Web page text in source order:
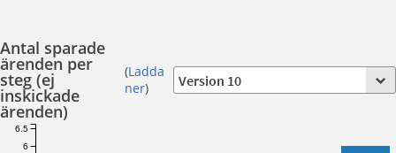
Antal sparade
ärenden per
steg (ej
inskickade
ärenden)
(Ladda
ner)
6
6.5